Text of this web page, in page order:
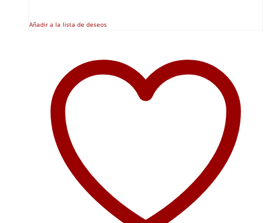
Añadir a la lista de deseos